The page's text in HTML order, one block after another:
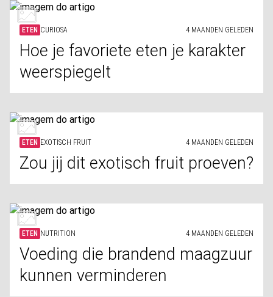
ETEN CURIOSA 4 MAANDEN GELEDEN
Hoe je favoriete eten je karakter
weerspiegelt
ETEN EXOTISCH FRUIT 4 MAANDEN GELEDEN
Zou jij dit exotisch fruit proeven?
ETEN NUTRITION 4 MAANDEN GELEDEN
Voeding die brandend maagzuur
kunnen verminderen